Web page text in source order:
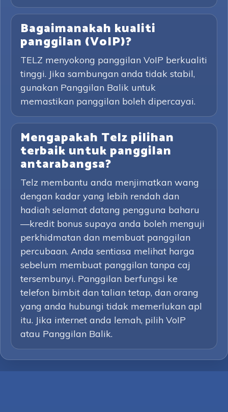
Bagaimanakah kualiti
panggilan (VoIP)?
TELZ menyokong panggilan VoIP berkualiti
tinggi. Jika sambungan anda tidak stabil,
gunakan Panggilan Balik untuk
memastikan panggilan boleh dipercayai.
Mengapakah Telz pilihan
terbaik untuk panggilan
antarabangsa?
Telz membantu anda menjimatkan wang
dengan kadar yang lebih rendah dan
hadiah selamat datang pengguna baharu
—kredit bonus supaya anda boleh menguji
perkhidmatan dan membuat panggilan
percubaan. Anda sentiasa melihat harga
sebelum membuat panggilan tanpa caj
tersembunyi. Panggilan berfungsi ke
telefon bimbit dan talian tetap, dan orang
yang anda hubungi tidak memerlukan apl
itu. Jika internet anda lemah, pilih VoIP
atau Panggilan Balik.